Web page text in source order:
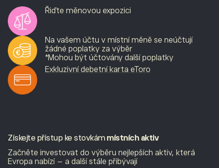
Řiďte měnovou expozici
Na vašem účtu v místní měně se neúčtují
žádné poplatky za výběr
*Mohou být účtovány další poplatky
Exkluzivní debetní karta eToro
Získejte přístup ke stovkámmístních aktiv
Začněte investovat do výběru nejlepších aktiv, která
Evropa nabízí – a další stále přibývají